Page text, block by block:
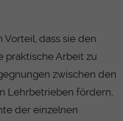
Vorteil, dass sie den
praktische Arbeit zu
zwischen den
Lehrbetrieben fördern,
der einzelnen